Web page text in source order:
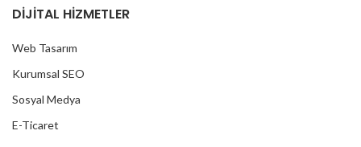
DİJİTAL HİZMETLER
Web Tasarım
Kurumsal SEO
Sosyal Medya
E-Ticaret